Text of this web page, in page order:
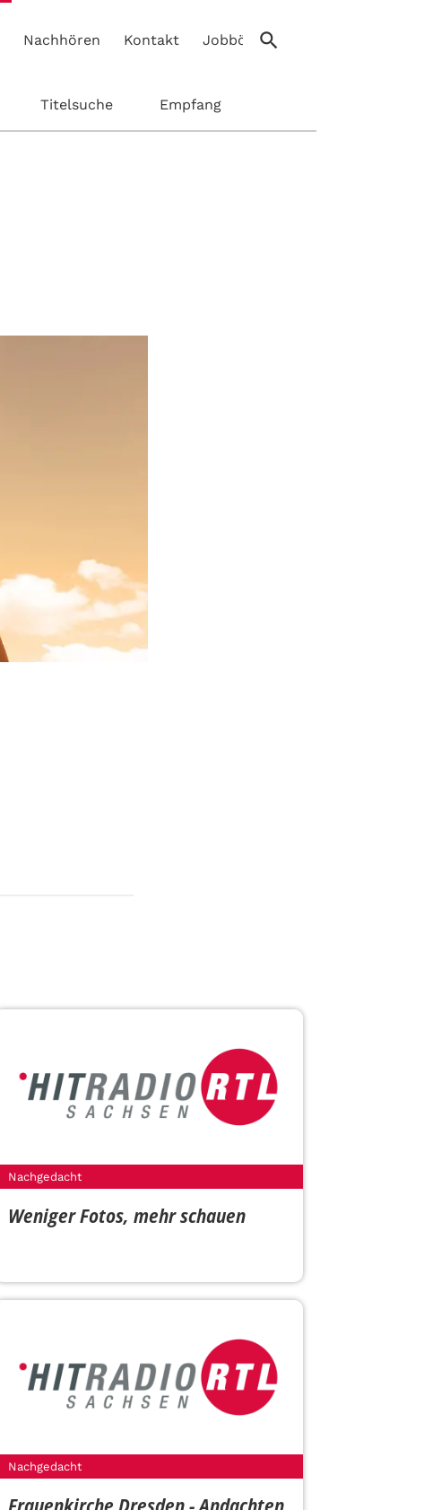
Titelsuche Empfang
Nachhören Kontakt Jobbörse
Nachgedacht
Weniger Fotos, mehr schauen
Nachgedacht